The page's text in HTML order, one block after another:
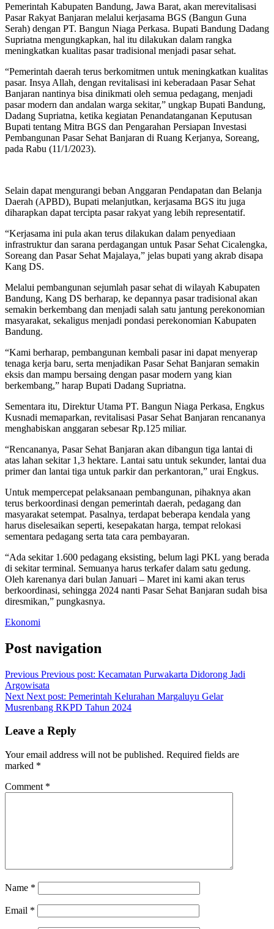
Pemerintah Kabupaten Bandung, Jawa Barat, akan merevitalisasi
Pasar Rakyat Banjaran melalui kerjasama BGS (Bangun Guna
Serah) dengan PT. Bangun Niaga Perkasa. Bupati Bandung Dadang
Supriatna mengungkapkan, hal itu dilakukan dalam rangka
meningkatkan kualitas pasar tradisional menjadi pasar sehat.
“Pemerintah daerah terus berkomitmen untuk meningkatkan kualitas
pasar. Insya Allah, dengan revitalisasi ini keberadaan Pasar Sehat
Banjaran nantinya bisa dinikmati oleh semua pedagang, menjadi
pasar modern dan andalan warga sekitar,” ungkap Bupati Bandung,
Dadang Supriatna, ketika kegiatan Penandatanganan Keputusan
Bupati tentang Mitra BGS dan Pengarahan Persiapan Investasi
Pembangunan Pasar Sehat Banjaran di Ruang Kerjanya, Soreang,
pada Rabu (11/1/2023).
Selain dapat mengurangi beban Anggaran Pendapatan dan Belanja
Daerah (APBD), Bupati melanjutkan, kerjasama BGS itu juga
diharapkan dapat tercipta pasar rakyat yang lebih representatif.
“Kerjasama ini pula akan terus dilakukan dalam penyediaan
infrastruktur dan sarana perdagangan untuk Pasar Sehat Cicalengka,
Soreang dan Pasar Sehat Majalaya,” jelas bupati yang akrab disapa
Kang DS.
Melalui pembangunan sejumlah pasar sehat di wilayah Kabupaten
Bandung, Kang DS berharap, ke depannya pasar tradisional akan
semakin berkembang dan menjadi salah satu jantung perekonomian
masyarakat, sekaligus menjadi pondasi perekonomian Kabupaten
Bandung.
“Kami berharap, pembangunan kembali pasar ini dapat menyerap
tenaga kerja baru, serta menjadikan Pasar Sehat Banjaran semakin
eksis dan mampu bersaing dengan pasar modern yang kian
berkembang,” harap Bupati Dadang Supriatna.
Sementara itu, Direktur Utama PT. Bangun Niaga Perkasa, Engkus
Kusnadi memaparkan, revitalisasi Pasar Sehat Banjaran rencananya
menghabiskan anggaran sebesar Rp.125 miliar.
“Rencananya, Pasar Sehat Banjaran akan dibangun tiga lantai di
atas lahan sekitar 1,3 hektare. Lantai satu untuk sekunder, lantai dua
primer dan lantai tiga untuk parkir dan perkantoran,” urai Engkus.
Untuk mempercepat pelaksanaan pembangunan, pihaknya akan
terus berkoordinasi dengan pemerintah daerah, pedagang dan
masyarakat setempat. Pasalnya, terdapat beberapa kendala yang
harus diselesaikan seperti, kesepakatan harga, tempat relokasi
sementara pedagang serta tata cara pembayaran.
“Ada sekitar 1.600 pedagang eksisting, belum lagi PKL yang berada
di sekitar terminal. Semuanya harus terkafer dalam satu gedung.
Oleh karenanya dari bulan Januari – Maret ini kami akan terus
berkoordinasi, sehingga 2024 nanti Pasar Sehat Banjaran sudah bisa
diresmikan,” pungkasnya.
Ekonomi
Post navigation
Previous Previous post: Kecamatan Purwakarta Didorong Jadi
Argowisata
Next Next post: Pemerintah Kelurahan Margaluyu Gelar
Musrenbang RKPD Tahun 2024
Leave a Reply
Your email address will not be published. Required fields are
marked *
Comment *
Name *
Email *